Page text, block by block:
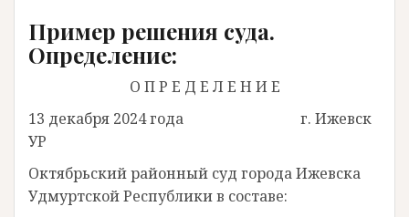
Пример решения суда.
Определение:
О П Р Е Д Е Л Е Н И Е
13 декабря 2024 года г. Ижевск
УР
Октябрьский районный суд города Ижевска
Удмуртской Республики в составе: